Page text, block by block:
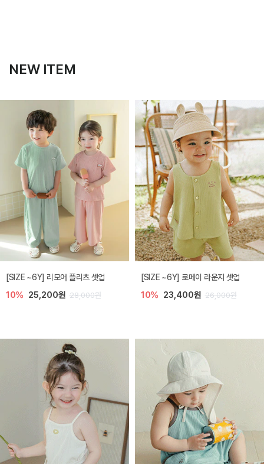
NEW ITEM
[SIZE ~6Y] 리모어 플리츠 셋업
10% 25,200원 28,000원
[SIZE ~6Y] 로메이 라운지 셋업
10% 23,400원 26,000원